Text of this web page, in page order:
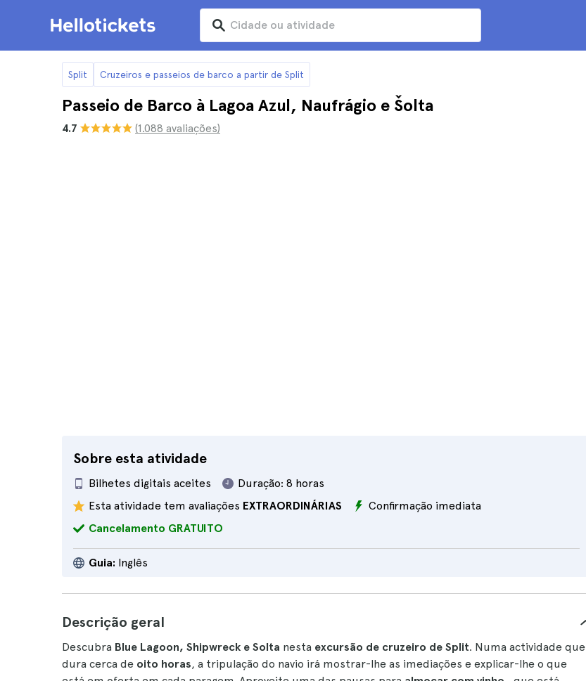
Split Cruzeiros e passeios de barco a partir de Split
Passeio de Barco à Lagoa Azul, Naufrágio e Šolta
4.7 (1.088 avaliações)
Sobre esta atividade
Bilhetes digitais aceites Duração: 8 horas
Esta atividade tem avaliações EXTRAORDINÁRIAS
Confirmação imediata
Cancelamento GRATUITO
Guia: Inglês
Descrição geral
Descubra Blue Lagoon, Shipwreck e Solta nesta excursão de cruzeiro de Split. Numa actividade que
dura cerca de oito horas, a tripulação do navio irá mostrar-lhe as imediações e explicar-lhe o que